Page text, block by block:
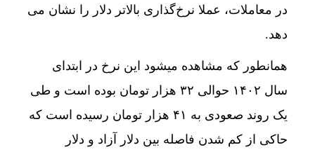
در معاملات، عملا نرخ‌گذاری بالاتر دلار را نشان می
دهد.
همانطور که مشاهده میشود این نرخ در ابتدای
سال ۱۴۰۲ حوالی ۳۲ هزار تومان بوده است و طی
یک روند صعودی به ۴۱ هزار تومان رسیده است که
حاکی از کم شدن فاصله بین دلار آزاد و دلار